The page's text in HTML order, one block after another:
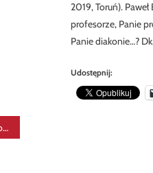
2019, Toruń).
profesorze, Panie
Panie diakonie…?
Udostępnij: